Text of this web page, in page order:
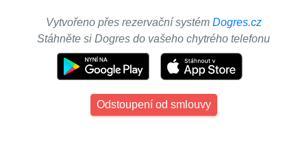
Vytvořeno přes rezervační systém Dogres.cz
Stáhněte si Dogres do vašeho chytrého telefonu
Odstoupení od smlouvy